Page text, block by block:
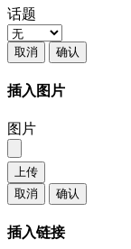
话题
取消 确认
插入图片
图片
上传
取消
确认
插入链接